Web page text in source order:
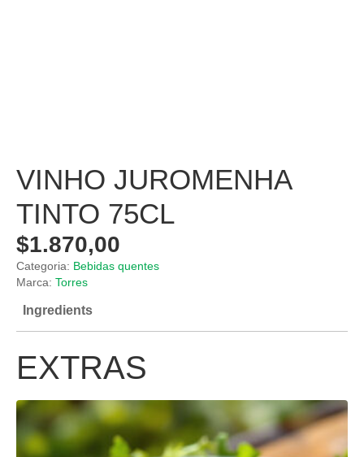
VINHO JUROMENHA
TINTO 75CL
$1.870,00
Categoria: Bebidas quentes
Marca: Torres
Ingredients
EXTRAS